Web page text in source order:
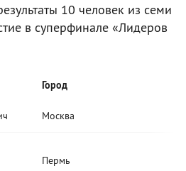
10 человек из семи
в суперфинале «Лидеров
Город
Москва
Пермь